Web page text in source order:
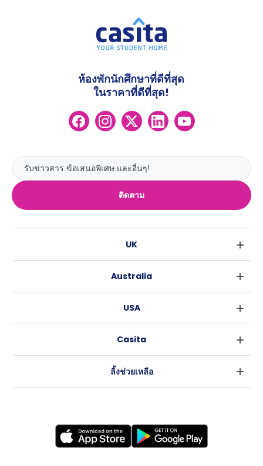
ติดตาม
ห้องพักนักศึกษาที่ดีที่สุด
ในราคาที่ดีที่สุด!
UK
เอดินเบอระ
ลีดส์
โคเวนทรี
เลสเตอร์
Australia
บริสเบน
อะเดลายด์
USA
แอตแลนตา
Casita
ลิ้งช่วยเหลือ